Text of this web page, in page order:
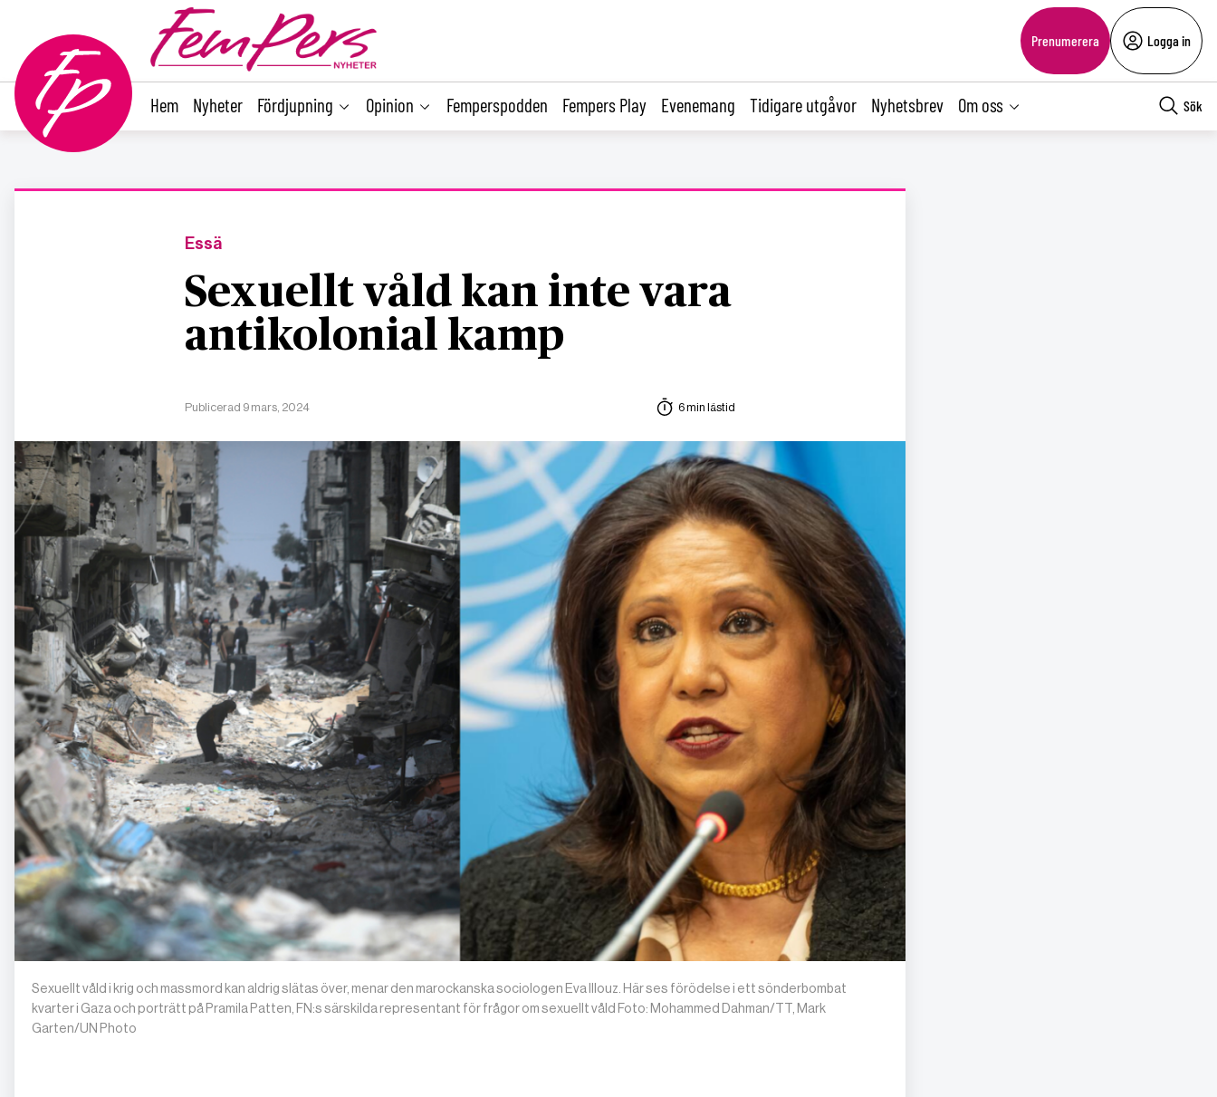
Prenumerera Logga in
Hem Nyheter Fördjupning Opinion Femperspodden Fempers Play Evenemang Tidigare utgåvor Nyhetsbrev Om oss Sök
Essä
Sexuellt våld kan inte vara
antikolonial kamp
Publicerad 9 mars, 2024 6 min lästid
Sexuellt våld i krig och massmord kan aldrig slätas över, menar den marockanska sociologen Eva Illouz. Här ses förödelse i ett sönderbombat
kvarter i Gaza och porträtt på Pramila Patten, FN:s särskilda representant för frågor om sexuellt våld Foto: Mohammed Dahman/TT, Mark
Garten/UN Photo